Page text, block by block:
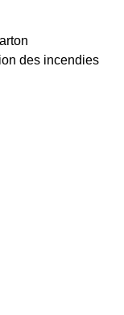
des incendies